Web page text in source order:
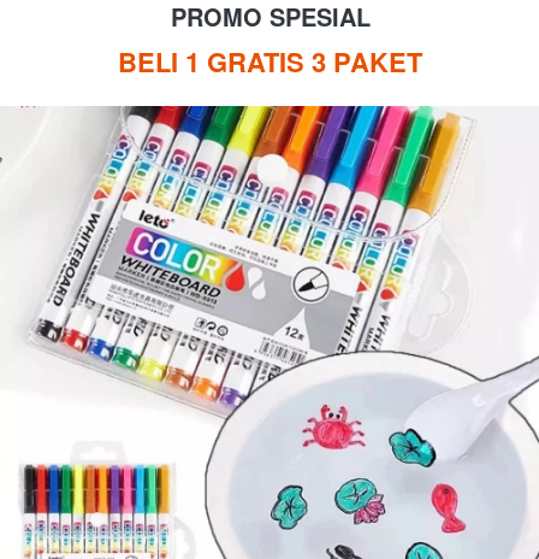
PROMO SPESIAL
BELI 1 GRATIS 3 PAKET